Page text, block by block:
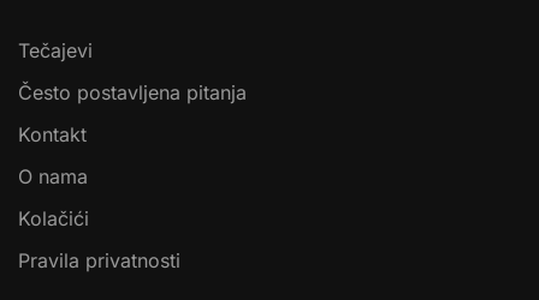
Tečajevi
Često postavljena pitanja
Kontakt
O nama
Kolačići
Pravila privatnosti